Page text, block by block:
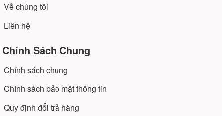
Về chúng tôi
Liên hệ
Chính Sách Chung
Chính sách chung
Chính sách bảo mật thông tin
Quy định đổi trả hàng